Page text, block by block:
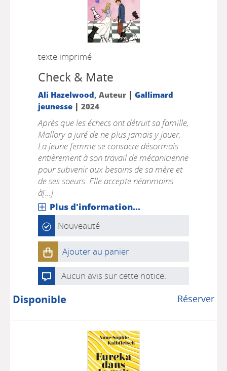
texte imprimé
Check & Mate
Ali Hazelwood, Auteur | Gallimard
jeunesse| 2024
Après que les échecs ont détruit sa famille,
Mallory a juré de ne plus jamais y jouer.
La jeune femme se consacre désormais
entièrement à son travail de mécanicienne
pour subvenir aux besoins de sa mère et
de ses soeurs. Elle accepte néanmoins
à[...]
Plus d'information...
Nouveauté
Ajouter au panier
Aucun avis sur cette notice.
Réserver
Disponible